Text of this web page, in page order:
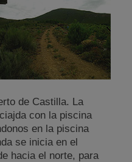
de Castilla. La
con la piscina
en la piscina
se inicia en el
hacia el norte, para